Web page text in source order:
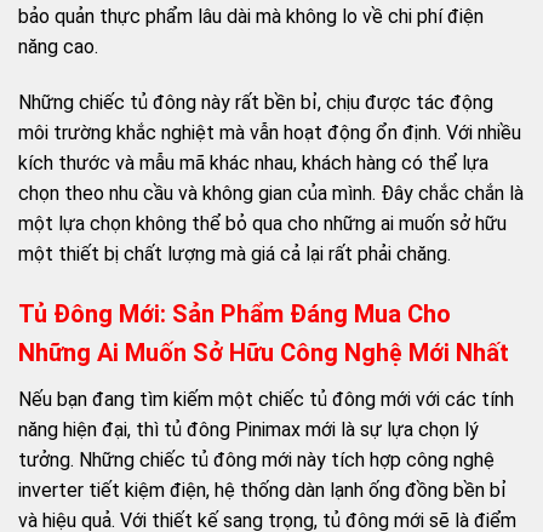
bảo quản thực phẩm lâu dài mà không lo về chi phí điện
năng cao.
Những chiếc tủ đông này rất bền bỉ, chịu được tác động
môi trường khắc nghiệt mà vẫn hoạt động ổn định. Với nhiều
kích thước và mẫu mã khác nhau, khách hàng có thể lựa
chọn theo nhu cầu và không gian của mình. Đây chắc chắn là
một lựa chọn không thể bỏ qua cho những ai muốn sở hữu
một thiết bị chất lượng mà giá cả lại rất phải chăng.
Tủ Đông Mới: Sản Phẩm Đáng Mua Cho
Những Ai Muốn Sở Hữu Công Nghệ Mới Nhất
Nếu bạn đang tìm kiếm một chiếc tủ đông mới với các tính
năng hiện đại, thì tủ đông Pinimax mới là sự lựa chọn lý
tưởng. Những chiếc tủ đông mới này tích hợp công nghệ
inverter tiết kiệm điện, hệ thống dàn lạnh ống đồng bền bỉ
và hiệu quả. Với thiết kế sang trọng, tủ đông mới sẽ là điểm